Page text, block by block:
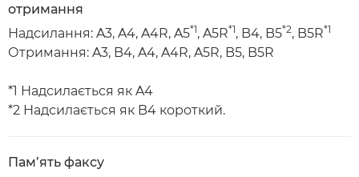
отримання
Надсилання: A3, A4, A4R, A5*1, A5R*1, B4, B5*2, B5R*1
Отримання: A3, B4, A4, A4R, A5R, B5, B5R
*1 Надсилається як A4
*2 Надсилається як B4 короткий.
Пам’ять факсу